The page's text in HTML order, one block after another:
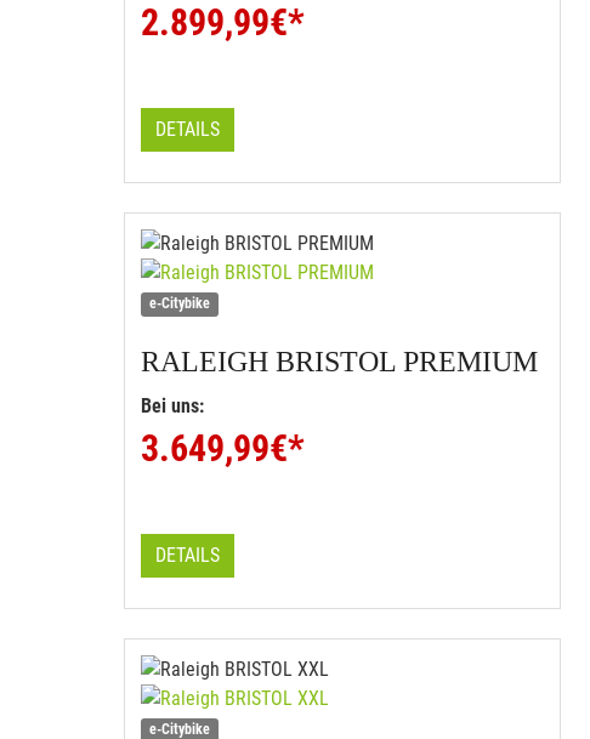
2.899,99€*
DETAILS
e-Citybike
RALEIGH BRISTOL PREMIUM
Bei uns:
3.649,99€*
DETAILS
e-Citybike